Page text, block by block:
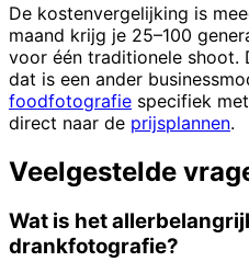
De kostenvergelijking is
maand krijg je 25–100
voor één traditionele
dat is een ander
foodfotografie specifiek
direct naar de prijsplannen.
Veelgestelde
Wat is het
drankfotografie?